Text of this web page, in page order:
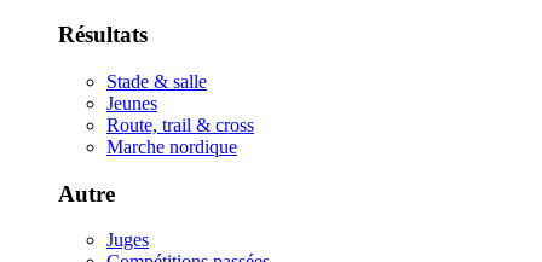
Résultats
Stade & salle
Jeunes
Route, trail & cross
Marche nordique
Autre
Juges